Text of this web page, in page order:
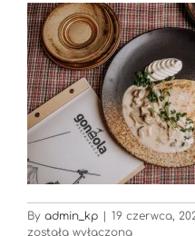
By admin_kp | 19 czerwca,
została wyłączona